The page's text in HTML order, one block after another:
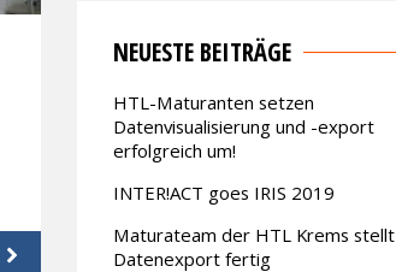
NEUESTE BEITRÄGE
HTL-Maturanten setzen
Datenvisualisierung und -export
erfolgreich um!
INTER!ACT goes IRIS 2019
Maturateam der HTL Krems stellt
Datenexport fertig